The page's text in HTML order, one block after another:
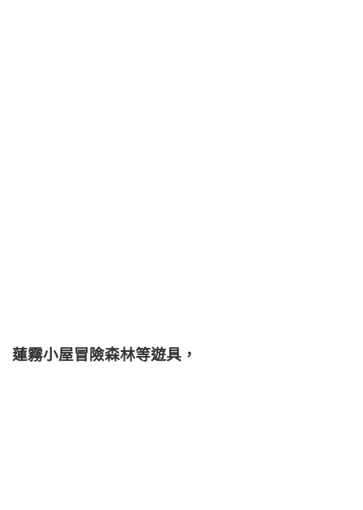
蓮霧小屋冒險森林等遊具，